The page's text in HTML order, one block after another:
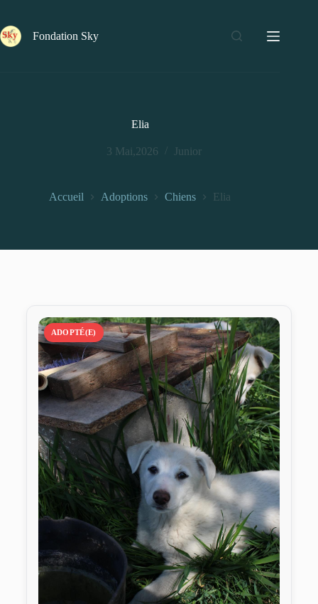
Fondation Sky
Elia
3 Mai,2026 Junior
Accueil Adoptions Chiens Elia
ADOPTÉ(E)